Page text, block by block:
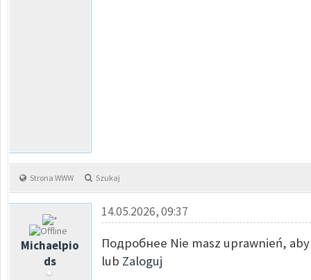
Strona WWW Szukaj
Michaelpio
ds
14.05.2026, 09:37
Подробнее Nie masz uprawnień,
lub Zaloguj